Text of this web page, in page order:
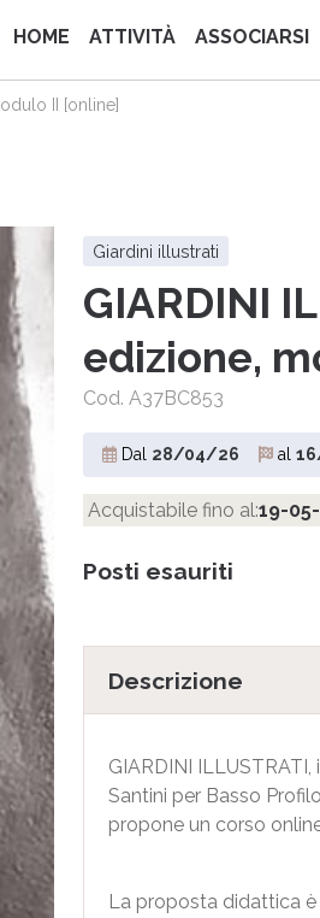
HOME ATTIVITÀ ASSOCIARSI
II [online]
giardini illustrati
GIARDINI
edizione,
Cod. A37BC853
Dal 28/04/26 al
Acquistabile fino al:19-
Posti esauriti
Descrizione
GIARDINI
Santini per Basso
propone un corso
La proposta didattica